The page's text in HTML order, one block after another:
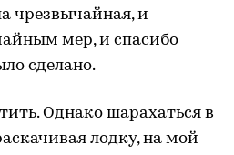
чрезвычайная, и
мер, и спасибо
сделано.
Однако шарахаться в
лодку, на мой